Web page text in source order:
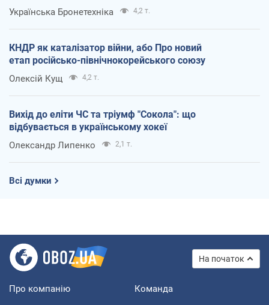
Українська Бронетехніка 4,2 т.
КНДР як каталізатор війни, або Про новий
етап російсько-північнокорейського союзу
Олексій Кущ 4,2 т.
Вихід до еліти ЧС та тріумф "Сокола": що
відбувається в українському хокеї
Олександр Липенко 2,1 т.
Всі думки
На початок
Про компанію Команда